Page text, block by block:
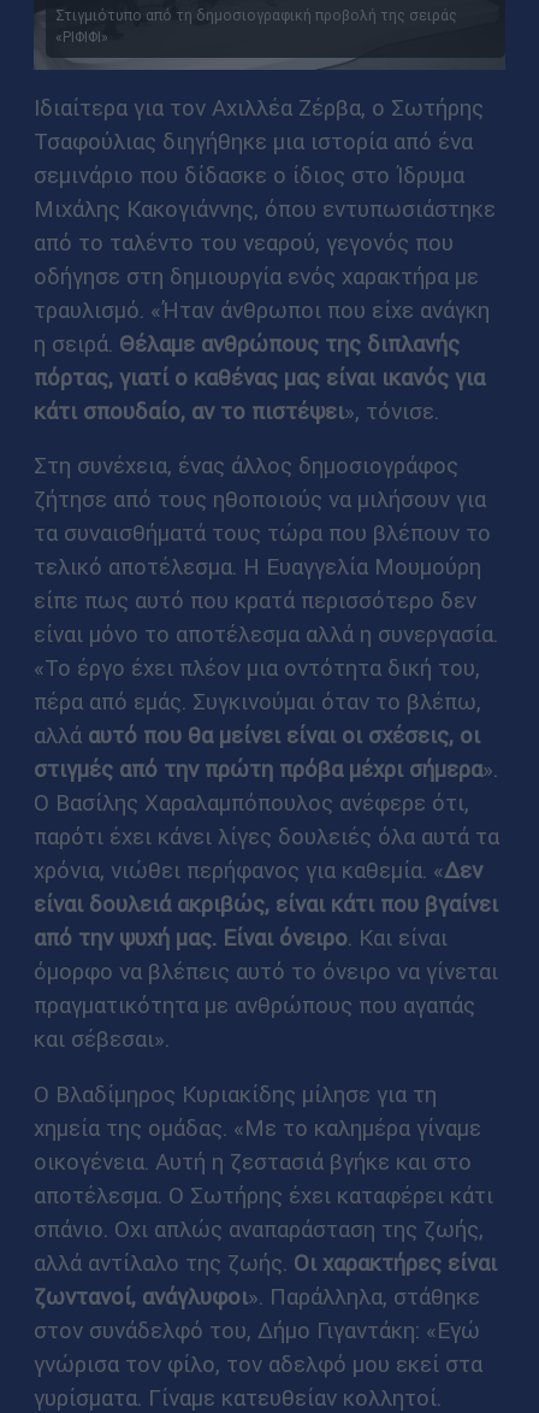
Στιγμιότυπο από τη δημοσιογραφική προβολή της σειράς
«ΡΙΦΙΦΙ»
Ιδιαίτερα για τον Αχιλλέα Ζέρβα, ο Σωτήρης
Τσαφούλιας διηγήθηκε μια ιστορία από ένα
σεμινάριο που δίδασκε ο ίδιος στο Ίδρυμα
Μιχάλης Κακογιάννης, όπου εντυπωσιάστηκε
από το ταλέντο του νεαρού, γεγονός που
οδήγησε στη δημιουργία ενός χαρακτήρα με
τραυλισμό. «Ήταν άνθρωποι που είχε ανάγκη
η σειρά. Θέλαμε ανθρώπους της διπλανής
πόρτας, γιατί ο καθένας μας είναι ικανός για
κάτι σπουδαίο, αν το πιστέψει», τόνισε.
Στη συνέχεια, ένας άλλος δημοσιογράφος
ζήτησε από τους ηθοποιούς να μιλήσουν για
τα συναισθήματά τους τώρα που βλέπουν το
τελικό αποτέλεσμα. Η Ευαγγελία Μουμούρη
είπε πως αυτό που κρατά περισσότερο δεν
είναι μόνο το αποτέλεσμα αλλά η συνεργασία.
«Το έργο έχει πλέον μια οντότητα δική του,
πέρα από εμάς. Συγκινούμαι όταν το βλέπω,
αλλά αυτό που θα μείνει είναι οι σχέσεις, οι
στιγμές από την πρώτη πρόβα μέχρι σήμερα».
Ο Βασίλης Χαραλαμπόπουλος ανέφερε ότι,
παρότι έχει κάνει λίγες δουλειές όλα αυτά τα
χρόνια, νιώθει περήφανος για καθεμία. «Δεν
είναι δουλειά ακριβώς, είναι κάτι που βγαίνει
από την ψυχή μας. Είναι όνειρο. Και είναι
όμορφο να βλέπεις αυτό το όνειρο να γίνεται
πραγματικότητα με ανθρώπους που αγαπάς
και σέβεσαι».
Ο Βλαδίμηρος Κυριακίδης μίλησε για τη
χημεία της ομάδας. «Με το καλημέρα γίναμε
οικογένεια. Αυτή η ζεστασιά βγήκε και στο
αποτέλεσμα. Ο Σωτήρης έχει καταφέρει κάτι
σπάνιο. Οχι απλώς αναπαράσταση της ζωής,
αλλά αντίλαλο της ζωής. Οι χαρακτήρες είναι
ζωντανοί, ανάγλυφοι». Παράλληλα, στάθηκε
στον συνάδελφό του, Δήμο Γιγαντάκη: «Εγώ
γνώρισα τον φίλο, τον αδελφό μου εκεί στα
γυρίσματα. Γίναμε κατευθείαν κολλητοί.